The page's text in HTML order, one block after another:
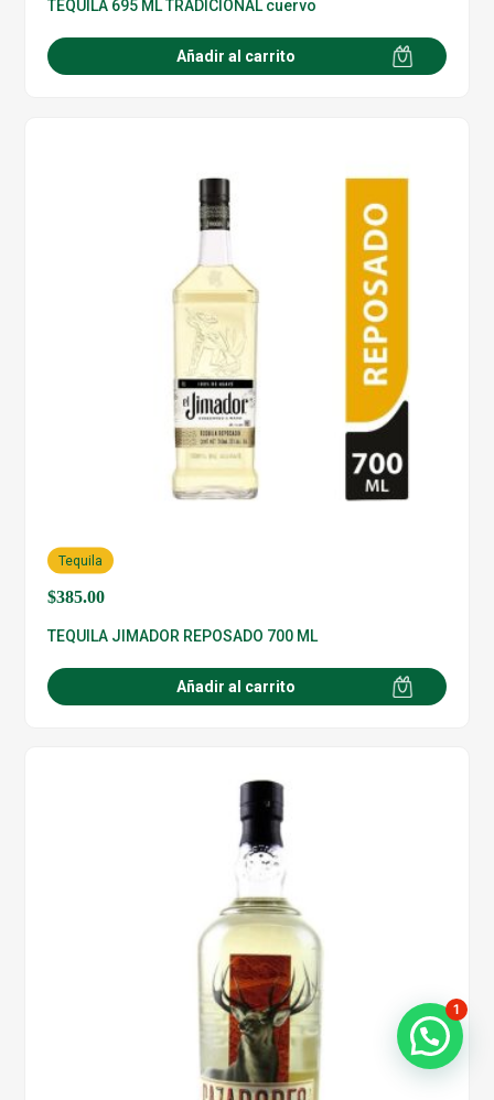
TEQUILA 695 ML TRADICIONAL cuervo
Añadir al carrito
$385.00
Tequila
TEQUILA JIMADOR REPOSADO 700 ML
Añadir al carrito
1